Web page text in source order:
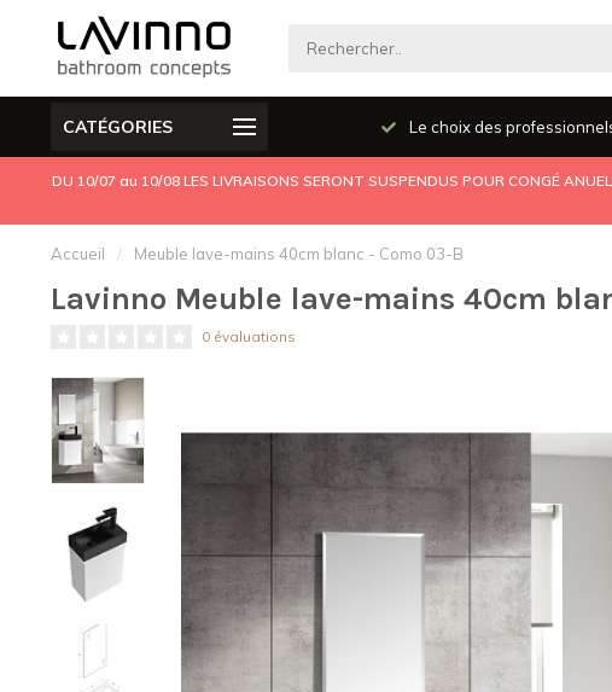
CATÉGORIES
Produits de qualité Le choix des
DU 10/07 au 10/08 LES LIVRAISONS SERONT SUSPENDUS POUR CONGÉ
Accueil / Meuble lave-mains 40cm blanc - Como 03-B
Lavinno Meuble lave-mains 40cm
0 évaluations